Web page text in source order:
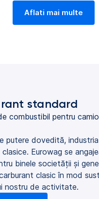
Aflati mai multe
standard
putere dovedită,
Eurowag se
binele societății și
clasic în mod
nostru de activitate.